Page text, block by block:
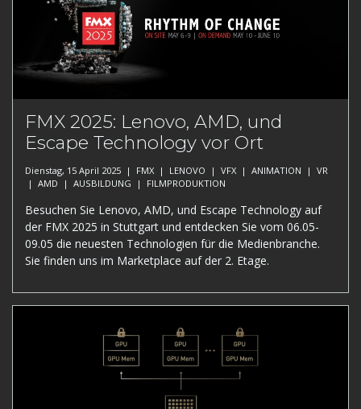
FMX 2025: Lenovo, AMD, und
Escape Technology vor Ort
Dienstag, 15 April 2025 | FMX | LENOVO | VFX | ANIMATION | VR
| AMD | AUSBILDUNG | FILMPRODUKTION
Besuchen Sie Lenovo, AMD, und Escape Technology auf
der FMX 2025 in Stuttgart und entdecken Sie vom 06.05-
09.05 die neuesten Technologien für die Medienbranche.
Sie finden uns im Marketplace auf der 2. Etage.